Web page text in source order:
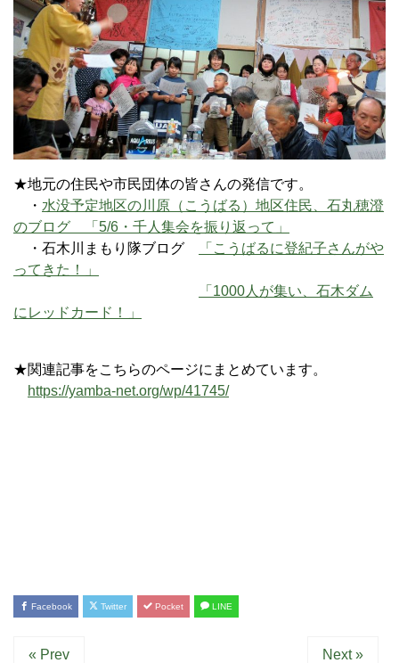
★地元の住民や市民団体の皆さんの発信です。
・ 水没予定地区の川原（こうばる）地区住民、石丸穂澄
のブログ 「5/6・千人集会を振り返って」
・石木川まもり隊ブログ
「こうばるに登紀子さんがや
ってきた！」
「1000人が集い、石木ダム
にレッドカード！」
★関連記事をこちらのページにまとめています。
https://yamba-net.org/wp/41745/
Facebook Twitter Pocket LINE
« Prev Next »